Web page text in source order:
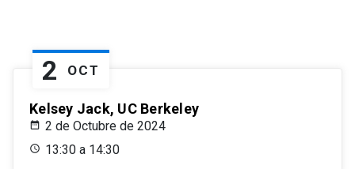
2 OCT
Kelsey Jack, UC Berkeley
2 de Octubre de 2024
13:30 a 14:30